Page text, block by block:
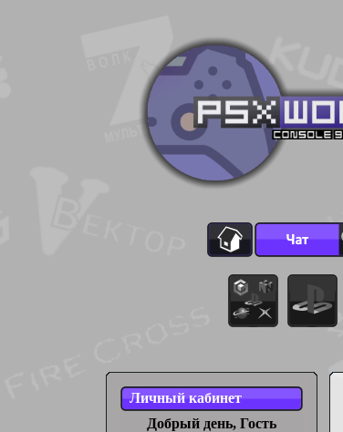
Личный кабинет
Добрый день, Гость